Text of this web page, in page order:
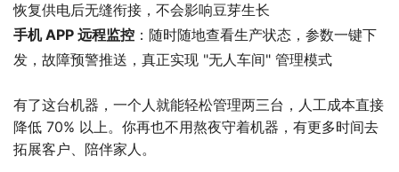
恢复供电后无缝衔接，不会影响豆芽生长
手机 APP 远程监控 ：随时随地查看生产状态，参数一键下
发，故障预警推送，真正实现 "无人车间" 管理模式
有了这台机器，一个人就能轻松管理两三台，人工成本直接
降低 70% 以上。你再也不用熬夜守着机器，有更多时间去
拓展客户、陪伴家人。